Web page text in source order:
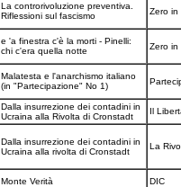
La controrivoluzione preventiva.
Riflessioni sul fascismo
Zero
e 'a finestra c'è la morti - Pinelli:
chi c'era quella notte
Zero
Malatesta e l'anarchismo italiano
(in "Partecipazione" No 1)
Dalla insurrezione dei contadini in
Ucraina alla Rivolta di Cronstadt
Il
Dalla insurrezione dei contadini in
Ucraina alla rivolta di Cronstadt
La
Monte Verità DIC